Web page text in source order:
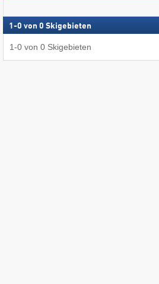
1 -0 von 0 Skigebieten
1-0 von 0 Skigebieten